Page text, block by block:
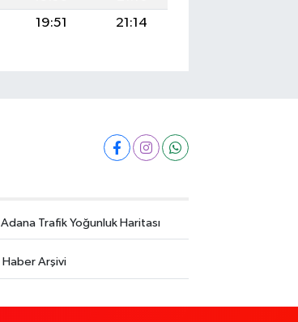
19:51 21:14
Adana Trafik Yoğunluk Haritası
Haber Arşivi